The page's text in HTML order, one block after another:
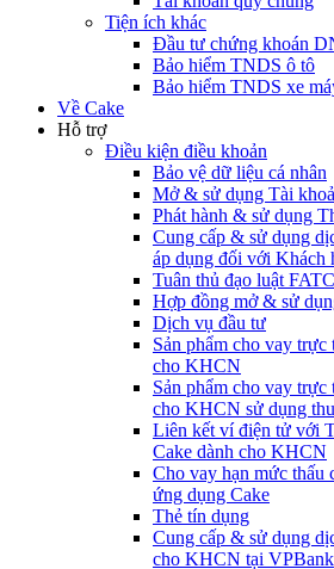
Tiện ích khác
Đầu tư chứng khoán
Bảo hiểm TNDS ô tô
Bảo hiểm TNDS xe
Về Cake
Hỗ trợ
Điều kiện điều khoản
Bảo vệ dữ liệu cá nhân
Mở & sử dụng Tài
Phát hành & sử dụng
Cung cấp & sử dụng
áp dụng đối với Khách
Tuân thủ đạo luật
Hợp đồng mở & sử
Dịch vụ đầu tư
Sản phẩm cho vay
cho KHCN
Sản phẩm cho vay
cho KHCN sử dụng
Liên kết ví điện tử với
Cake dành cho KHCN
Cho vay hạn mức
ứng dụng Cake
Thẻ tín dụng
Cung cấp & sử dụng
cho KHCN tại VPBank